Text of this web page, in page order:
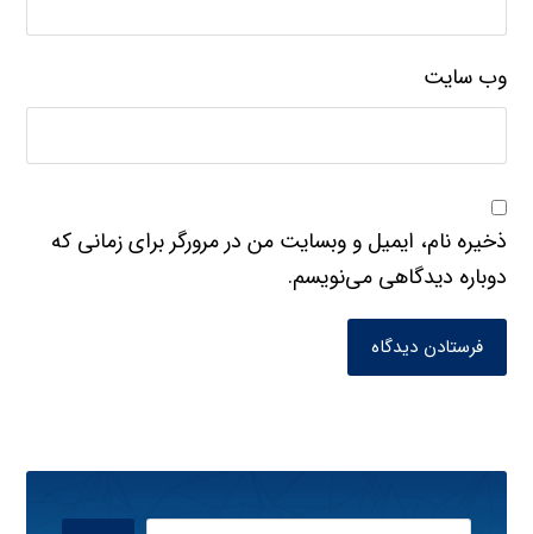
وب‌ سایت
ذخیره نام، ایمیل و وبسایت من در مرورگر برای زمانی که
دوباره دیدگاهی می‌نویسم.
فرستادن دیدگاه